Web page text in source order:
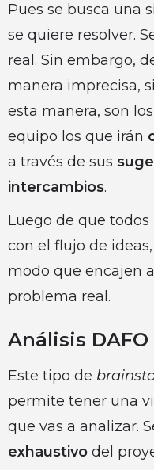
Pues se busca una
se quiere resolver.
real. Sin embargo,
manera imprecisa,
esta manera, son
equipo los que irán
a través de sus
intercambios.
Luego de que
con el flujo de
modo que encajen
problema real.
Análisis DAFO
Este tipo de
permite tener una
que vas a analizar.
exhaustivo del